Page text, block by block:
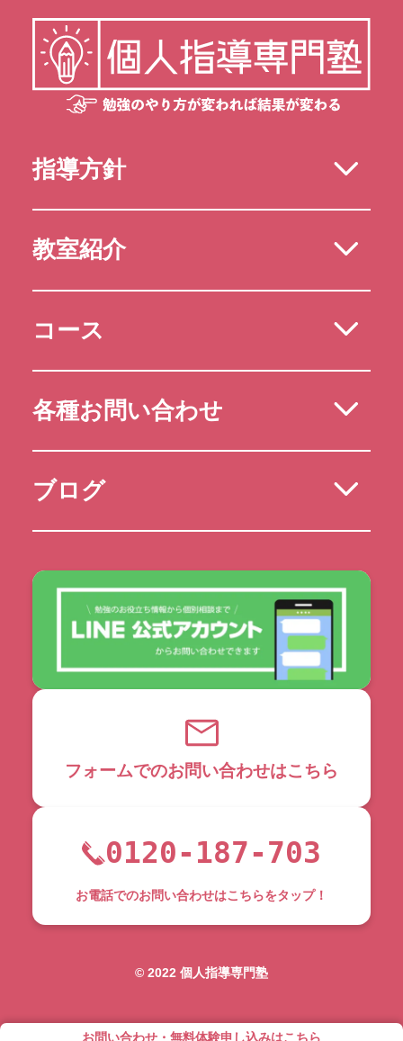
お問い合わせ・無料体験申し込みはこちら
指導方針
教室紹介
コース
各種お問い合わせ
ブログ
フォームでのお問い合わせはこちら
0120-187-703
お電話でのお問い合わせはこちらをタップ！
©︎ 2022 個人指導専門塾